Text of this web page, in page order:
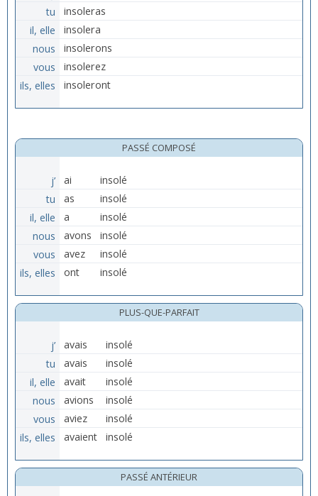
tu
insoleras
il, elle
insolera
nous
insolerons
vous
insolerez
ils, elles
insoleront
PASSÉ COMPOSÉ
j’ ai
insolé
tu
as
insolé
il, elle
a
insolé
nous
avons
insolé
vous
avez
insolé
ils, elles
ont insolé
PLUS-QUE-PARFAIT
j’ avais
insolé
tu
avais
insolé
il, elle
avait
insolé
nous
avions
insolé
vous
aviez
insolé
ils, elles
avaient insolé
PASSÉ ANTÉRIEUR